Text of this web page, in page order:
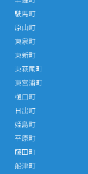
駛馬町
原山町
東泉町
東新町
東萩尾町
東宮浦町
樋口町
日出町
姫島町
平原町
藤田町
船津町